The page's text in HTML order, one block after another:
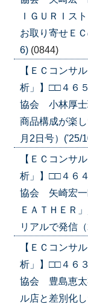
ＩＧＵＲＩス
お取り寄せＥ
6) (0844)
【ＥＣコンサ
析」】□□４６
協会 小林厚
商品構成が楽
月2日号）('25/
【ＥＣコンサ
析」】□□４６
協会 矢崎宏
ＥＡＴＨＥＲ
リアルで発信
【ＥＣコンサ
析」】□□４６
協会 豊島恵太
ル店と差別化